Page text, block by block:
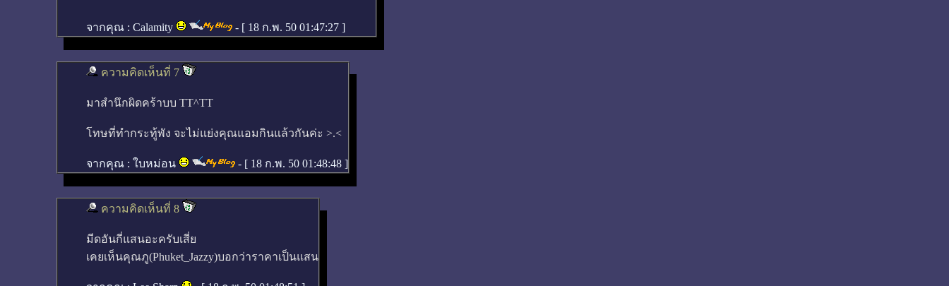
จากคุณ : Calamity - [ 18 ก.พ. 50 01:47:27 ]
ความคิดเห็นที่ 7
มาสำนึกผิดคร้าบบ TT^TT
โทษที่ทำกระทู้พัง จะไม่แย่งคุณแอมกินแล้วกันค่ะ >.<
จากคุณ : ใบหม่อน - [ 18 ก.พ. 50 01:48:48 ]
ความคิดเห็นที่ 8
มีดอันกี่แสนอะครับเสี่ย
เคยเห็นคุณภู(Phuket_Jazzy)บอกว่าราคาเป็นแสน